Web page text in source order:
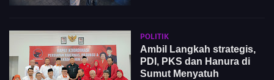
POLITIK
Ambil Langkah strategis,
PDI, PKS dan Hanura di
Sumut Menyatuh